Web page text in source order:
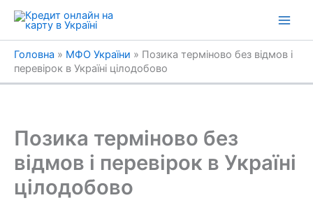
Перейти
вмісту
Головна » МФО України » Позика терміново без відмов і
перевірок в Україні цілодобово
Позика терміново без
відмов і перевірок в Україні
цілодобово